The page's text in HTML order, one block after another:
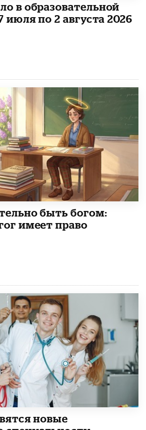
в образовательной
июля по 2 августа 2026
быть богом:
имеет право
новые